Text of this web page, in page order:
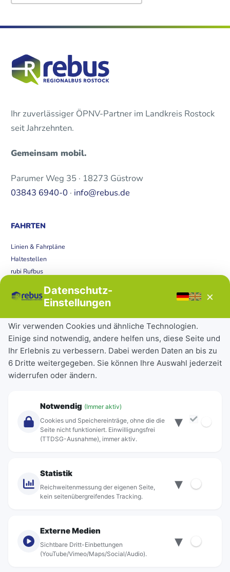
Ihr zuverlässiger ÖPNV-Partner im Landkreis Rostock
seit Jahrzehnten.
Gemeinsam mobil.
Parumer Weg 35 · 18273 Güstrow
03843 6940-0 · info@rebus.de
FAHRTEN
Linien & Fahrpläne
Haltestellen
rubi Rufbus
Störungen
Tickets & Tarife
Deutschlandticket
Schülerkarte
Einzeltickets
Abonnements
Über Rebus
Standorte
© rebus Regionalbus Rostock GmbH
Datenschutz-
Einstellungen
×
Wir verwenden Cookies und ähnliche Technologien.
Einige sind notwendig, andere helfen uns, diese Seite und
Ihr Erlebnis zu verbessern. Dabei werden Daten an bis zu
6 Dritte weitergegeben. Sie können Ihre Auswahl jederzeit
widerrufen oder ändern.
Notwendig (Immer aktiv)
Cookies und Speichereinträge, ohne die die
Seite nicht funktioniert. Einwilligungsfrei
(TTDSG-Ausnahme), immer aktiv.
▾
Statistik
Reichweitenmessung der eigenen Seite,
kein seitenübergreifendes Tracking.
▾
Externe Medien
Sichtbare Dritt-Einbettungen
(YouTube/Vimeo/Maps/Social/Audio).
▾